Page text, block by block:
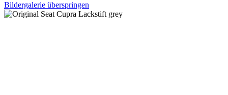
Bildergalerie überspringen